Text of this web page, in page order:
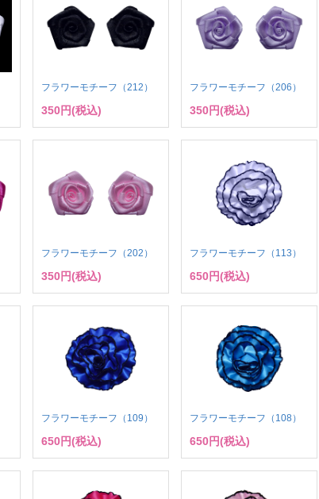
フラワーモチーフ（212）
350円(税込)
フラワーモチーフ（206）
350円(税込)
フラワーモチーフ（202）
350円(税込)
フラワーモチーフ（113）
650円(税込)
フラワーモチーフ（109）
650円(税込)
フラワーモチーフ（108）
650円(税込)